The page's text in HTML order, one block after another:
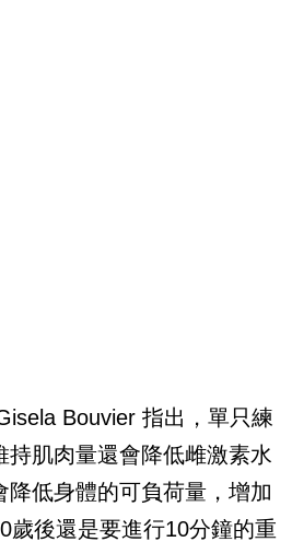
Bouvier 指出，單只練
持肌肉量還會降低雌激素水
降低身體的可負荷量，增加
歲後還是要進行10分鐘的重